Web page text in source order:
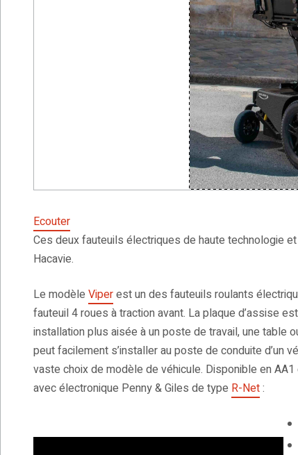
Ecouter
Ces deux fauteuils électriques de haute technologie
Hacavie.
Le modèle Viperest un des fauteuils roulants
fauteuil 4 roues à traction avant. La plaque d’assise
installation plus aisée à un poste de travail, une table
peut facilement s’installer au poste de conduite d’un
vaste choix de modèle de véhicule. Disponible en
avec électronique Penny & Giles de type R-Net: